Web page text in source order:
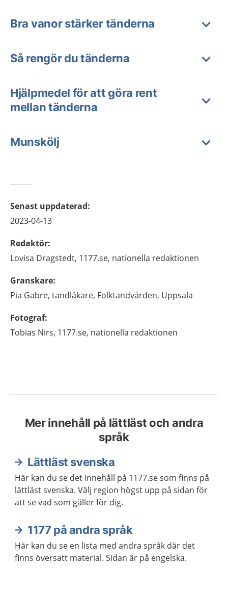
Bra vanor stärker tänderna
Så rengör du tänderna
Hjälpmedel för att göra rent
mellan tänderna
Munskölj
Senast uppdaterad:
2023-04-13
Redaktör:
Lovisa Dragstedt, 1177.se, nationella redaktionen
Granskare:
Pia Gabre, tandläkare, Folktandvården, Uppsala
Fotograf:
Tobias Nirs, 1177.se, nationella redaktionen
Mer innehåll på lättläst och andra
språk
Lättläst svenska
Här kan du se det innehåll på 1177.se som finns på
lättläst svenska. Välj region högst upp på sidan för
att se vad som gäller för dig.
1177 på andra språk
Här kan du se en lista med andra språk där det
finns översatt material. Sidan är på engelska.